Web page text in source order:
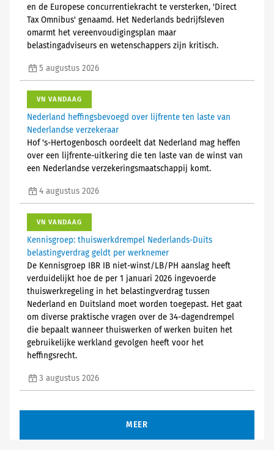
en de Europese concurrentiekracht te versterken, 'Direct
Tax Omnibus' genaamd. Het Nederlands bedrijfsleven
omarmt het vereenvoudigingsplan maar
belastingadviseurs en wetenschappers zijn kritisch.
5 augustus 2026
VN VANDAAG
Nederland heffingsbevoegd over lijfrente ten laste van
Nederlandse verzekeraar
Hof 's-Hertogenbosch oordeelt dat Nederland mag heffen
over een lijfrente-uitkering die ten laste van de winst van
een Nederlandse verzekeringsmaatschappij komt.
4 augustus 2026
VN VANDAAG
Kennisgroep: thuiswerkdrempel Nederlands-Duits
belastingverdrag geldt per werknemer
De Kennisgroep IBR IB niet-winst/LB/PH aanslag heeft
verduidelijkt hoe de per 1 januari 2026 ingevoerde
thuiswerkregeling in het belastingverdrag tussen
Nederland en Duitsland moet worden toegepast. Het gaat
om diverse praktische vragen over de 34-dagendrempel
die bepaalt wanneer thuiswerken of werken buiten het
gebruikelijke werkland gevolgen heeft voor het
heffingsrecht.
3 augustus 2026
MEER